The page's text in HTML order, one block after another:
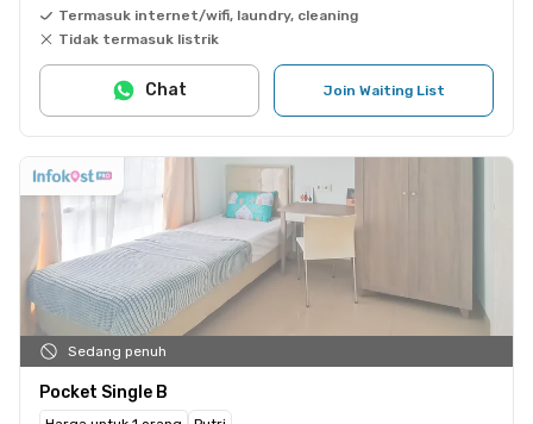
Termasuk internet/wifi, laundry, cleaning
Tidak termasuk listrik
Join Waiting List
Chat
Sedang penuh
Pocket Single B